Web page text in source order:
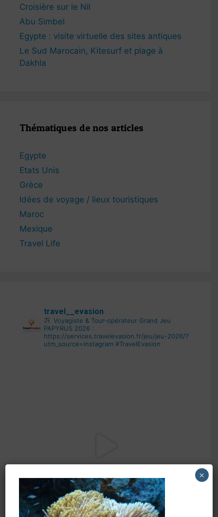
Croisière sur le Nil
Abu Simbel
Egypte : visite virtuelle des sites antiques
Le Sud Marocain, Kitesurf et plage à
Dakhla
Thématiques de nos articles
Egypte
Etats Unis
Grèce
Idées de voyage / lieux touristiques
Maroc
Mexique
Travel Life
travel__evasion
Voyagiste & Tour-opérateur Grand Jeu
PAPYRUS 2026 :
https://services.travelevasion.fr/jeu/jeu-2026/?
utm_source=instagram #TravelEvasion
×